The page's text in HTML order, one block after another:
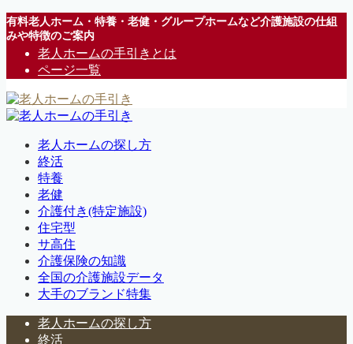
有料老人ホーム・特養・老健・グループホームなど介護施設の仕組
みや特徴のご案内
老人ホームの手引きとは
ページ一覧
老人ホームの探し方
終活
特養
老健
介護付き(特定施設)
住宅型
サ高住
介護保険の知識
全国の介護施設データ
大手のブランド特集
老人ホームの探し方
終活